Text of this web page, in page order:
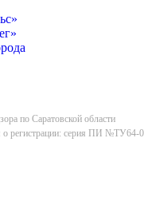
по Саратовской области
о регистрации: серия ПИ №ТУ64-